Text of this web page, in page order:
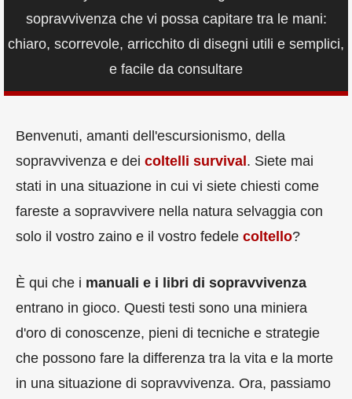
sopravvivenza che vi possa capitare tra le mani:
chiaro, scorrevole, arricchito di disegni utili e semplici,
e facile da consultare
Benvenuti, amanti dell'escursionismo, della
sopravvivenza e dei coltelli survival. Siete mai
stati in una situazione in cui vi siete chiesti come
fareste a sopravvivere nella natura selvaggia con
solo il vostro zaino e il vostro fedele coltello?
È qui che i manuali e i libri di sopravvivenza
entrano in gioco. Questi testi sono una miniera
d'oro di conoscenze, pieni di tecniche e strategie
che possono fare la differenza tra la vita e la morte
in una situazione di sopravvivenza. Ora, passiamo